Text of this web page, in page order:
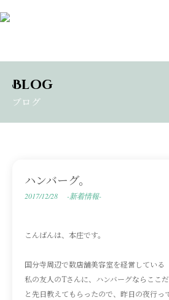
Blog
ブログ
ハンバーグ。
2017/12/28 -新着情報-
こんばんは、本庄です。
国分寺周辺で数店舗美容室を経営している
私の友人のTさんに、ハンバーグならここだ
と先日教えてもらったので、昨日の夜行っ